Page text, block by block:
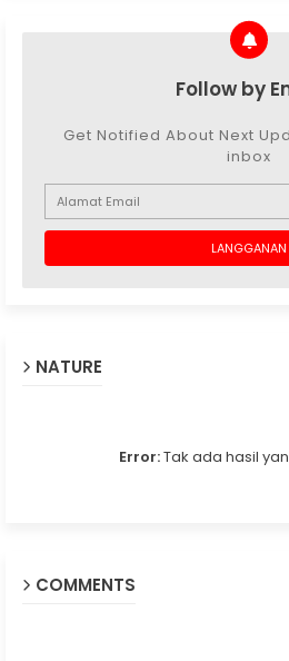
Follow by
Get Notified About Next
inbox
NATURE
Error:Tak ada hasil
COMMENTS